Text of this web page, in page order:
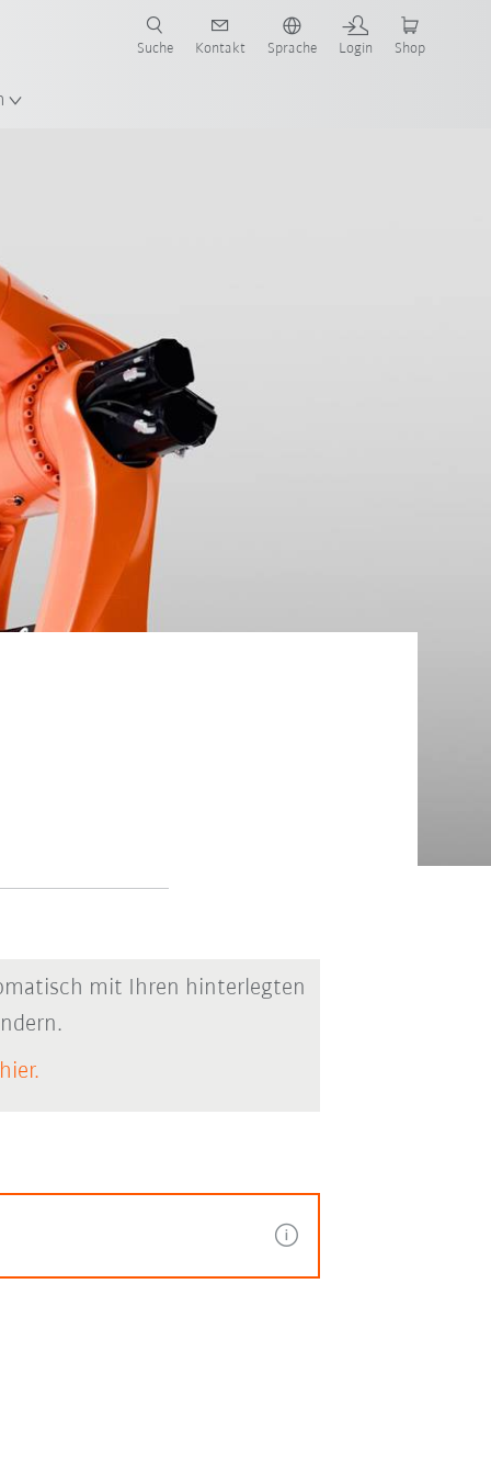
Suche Kontakt Sprache Login Shop
mit Ihren hinterlegten
hier.